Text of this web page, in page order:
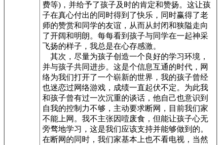
费等)，并给予了孩子及时的肯定和赞扬。这让孩
子在真心付出的同时得到了快乐，同时赢得了老
师的赞赏和同学的友谊，从而从封闭和狭隘走向
了开阔和明朗。每每看到孩子与同学在一起神采
飞扬的样子，我总是在心存感激。
其次，尽量为孩子创造一个良好的学习环境，
并与孩子共同进步。这是个信息互通的时代，网
络为我们打开了一个崭新的世界，我的孩子曾经
也迷恋过网络游戏，成绩一直起伏不定。为此我
和孩子曾有过一次沉重的谈话，他自己也意识到
自我的控制力不够，主动要求断网，目前我们家
不能上网。我不主张因噎废食，但能让孩子心无
旁骛地学习，这是我们应该支持并能够做到的。
在断网的同时，我们家基本上也不看电视，当然